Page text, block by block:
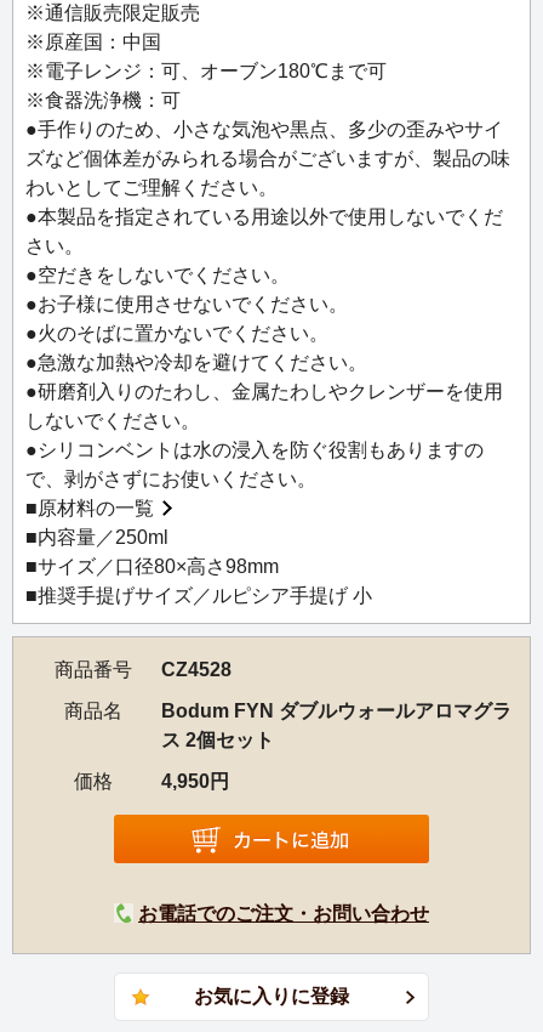
を最大限に楽しむことができます。また、グラスの上半分
をシングルウォールにし、飲み口を極限まで薄くすること
で、グラスの厚みや存在を感じさせず、味わいや感触をス
トレートに感じることができ、飲み物の魅力をより引き出
します。
＜仕様・特徴＞
●熟練の職人技で、一つずつ吹きガラス製法で丁寧に作られ
ています。
●二重構造のガラスの層が、温かい飲み物は温かく、冷たい
飲み物は冷たく保ちます。
●冷たい飲み物を入れても外側が結露しにくいため、デスク
やテーブルが濡れるストレスを和らげます。
●温かいお茶やコーヒーを入れても、外側が熱くならず、そ
のまま持つことができます。
●飲み物だけでなく、スープや冷たいデザートにも最適。
●食器洗い乾燥機、電子レンジ、オーブン使用可能（180℃
まで)。
＜Bodum＞
1944年、デンマークのコペンハーゲンでピーター・ボダム
が会社を設立したキッチンウェアブランド。「形は機能性
インのコーヒーメーカー、ティーポット、ダブルウォール
グラスなどを世界中で展開しています。
※通信販売限定販売
※原産国：中国
※電子レンジ：可、オーブン180℃まで可
※食器洗浄機：可
●手作りのため、小さな気泡や黒点、多少の歪みやサイ
ズなど個体差がみられる場合がございますが、製品の味
わいとしてご理解ください。
●本製品を指定されている用途以外で使用しないでくだ
さい。
●空だきをしないでください。
●お子様に使用させないでください。
●火のそばに置かないでください。
●急激な加熱や冷却を避けてください。
●研磨剤入りのたわし、金属たわしやクレンザーを使用
しないでください。
●シリコンベントは水の浸入を防ぐ役割もありますの
で、剥がさずにお使いください。
■原材料の一覧
■内容量／250ml
■サイズ／口径80×高さ98mm
■推奨手提げサイズ／ルピシア手提げ 小
商品番号
CZ4528
商品名
Bodum FYN ダブルウォールアロマグラ
ス 2個セット
価格
4,950円
お電話でのご注文・お問い合わせ